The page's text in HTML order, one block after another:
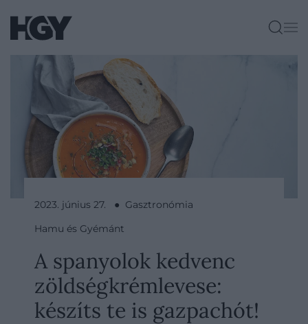
2023. június 27. ● Gasztronómia
Hamu és Gyémánt
A spanyolok kedvenc
zöldségkrémlevese:
készíts te is gazpachót!